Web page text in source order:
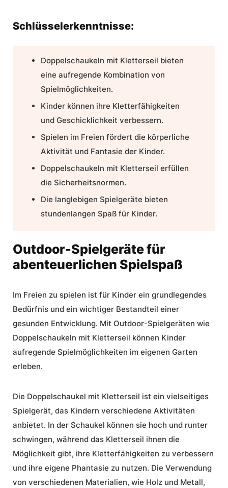
Schlüsselerkenntnisse:
Doppelschaukeln mit Kletterseil bieten
eine aufregende Kombination von
Spielmöglichkeiten.
Kinder können ihre Kletterfähigkeiten
und Geschicklichkeit verbessern.
Spielen im Freien fördert die körperliche
Aktivität und Fantasie der Kinder.
Doppelschaukeln mit Kletterseil erfüllen
die Sicherheitsnormen.
Die langlebigen Spielgeräte bieten
stundenlangen Spaß für Kinder.
Outdoor-Spielgeräte für
abenteuerlichen Spielspaß
Im Freien zu spielen ist für Kinder ein grundlegendes
Bedürfnis und ein wichtiger Bestandteil einer
gesunden Entwicklung. Mit Outdoor-Spielgeräten wie
Doppelschaukeln mit Kletterseil können Kinder
aufregende Spielmöglichkeiten im eigenen Garten
erleben.
Die Doppelschaukel mit Kletterseil ist ein vielseitiges
Spielgerät, das Kindern verschiedene Aktivitäten
anbietet. In der Schaukel können sie hoch und runter
schwingen, während das Kletterseil ihnen die
Möglichkeit gibt, ihre Kletterfähigkeiten zu verbessern
und ihre eigene Phantasie zu nutzen. Die Verwendung
von verschiedenen Materialien, wie Holz und Metall,